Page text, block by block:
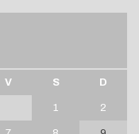
V S D
1 2